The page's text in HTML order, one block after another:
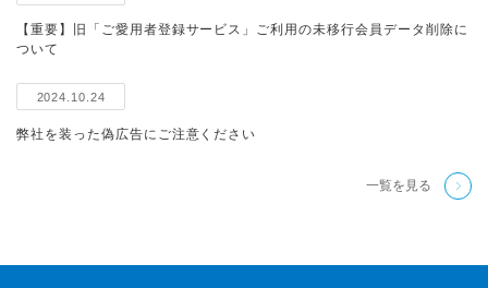
【重要】旧「ご愛用者登録サービス」ご利用の未移行会員データ削除に
ついて
2024.10.24
弊社を装った偽広告にご注意ください
一覧を見る